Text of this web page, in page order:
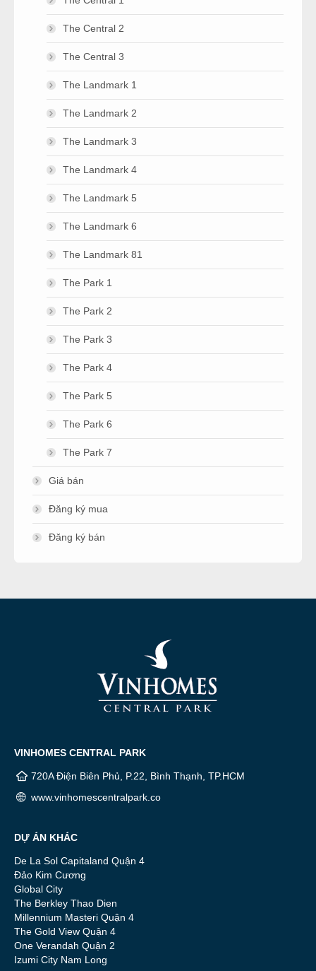
The Central 2
The Central 3
The Landmark 1
The Landmark 2
The Landmark 3
The Landmark 4
The Landmark 5
The Landmark 6
The Landmark 81
The Park 1
The Park 2
The Park 3
The Park 4
The Park 5
The Park 6
The Park 7
Giá bán
Đăng ký mua
Đăng ký bán
VINHOMES CENTRAL PARK
720A Điện Biên Phủ, P.22, Bình Thạnh, TP.HCM
www.vinhomescentralpark.co
DỰ ÁN KHÁC
De La Sol Capitaland Quận 4
Đảo Kim Cương
Global City
The Berkley Thao Dien
Millennium Masteri Quận 4
The Gold View Quận 4
One Verandah Quận 2
Izumi City Nam Long